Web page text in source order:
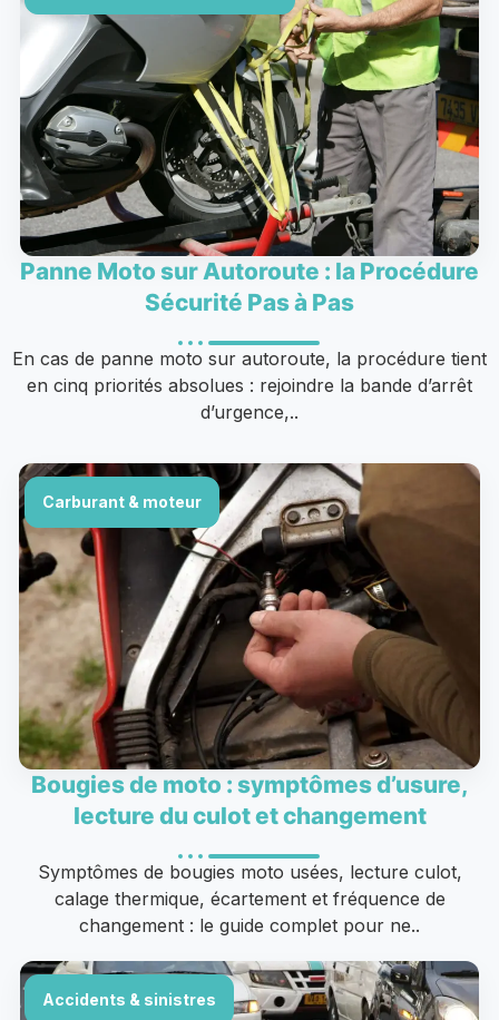
Panne Moto sur Autoroute : la Procédure
Sécurité Pas à Pas
En cas de panne moto sur autoroute, la procédure tient
en cinq priorités absolues : rejoindre la bande d’arrêt
d’urgence,..
Carburant & moteur
Bougies de moto : symptômes d’usure,
lecture du culot et changement
Symptômes de bougies moto usées, lecture culot,
calage thermique, écartement et fréquence de
changement : le guide complet pour ne..
Accidents & sinistres